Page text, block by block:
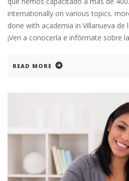
internationally on various topics.
done with academia in Villanueva de
¡Ven a conocerla e infórmate sobre
READ MORE